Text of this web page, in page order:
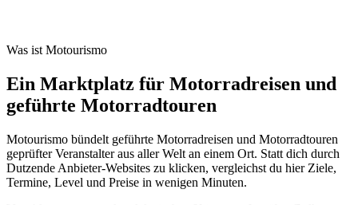
Was ist Motourismo
Ein Marktplatz für Motorradreisen und
geführte Motorradtouren
Motourismo bündelt geführte Motorradreisen und Motorradtouren
geprüfter Veranstalter aus aller Welt an einem Ort. Statt dich durch
Dutzende Anbieter-Websites zu klicken, vergleichst du hier Ziele,
Termine, Level und Preise in wenigen Minuten.